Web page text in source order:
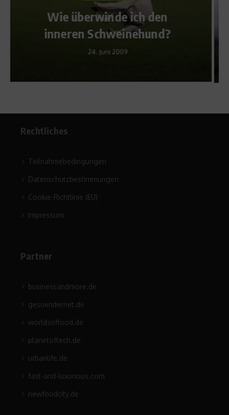
Vegane Ernährung und
Leistungssport – Ein
Widerspruch?
Rechtliches
Teilnahmebedingungen
Datenschutzbestimmungen
Cookie-Richtlinie (EU)
Impressum
Partner
businessandmore.de
gesuendernet.de
worldsoffood.de
planetoftech.de
urbanlife.de
fast-and-luxurious.com
newfoodcity.de